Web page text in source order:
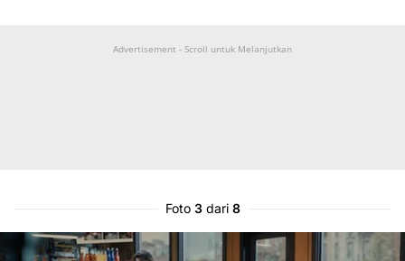
Advertisement - Scroll untuk Melanjutkan
Foto 3dari 8